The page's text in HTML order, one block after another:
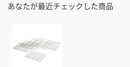
あなたが最近チェックした商品